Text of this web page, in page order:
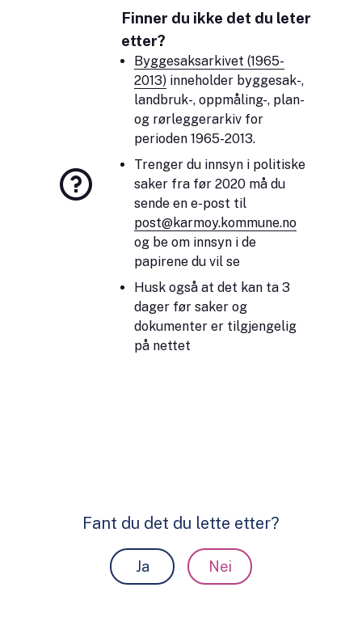
Finner du ikke det du leter
etter?
Byggesaksarkivet (1965-
2013) inneholder byggesak-,
landbruk-, oppmåling-, plan-
og rørleggerarkiv for
perioden 1965-2013.
Trenger du innsyn i politiske
saker fra før 2020 må du
sende en e-post til
post@karmoy.kommune.no
og be om innsyn i de
papirene du vil se
Husk også at det kan ta 3
dager før saker og
dokumenter er tilgjengelig
på nettet
Fant du det du lette etter?
Ja Nei